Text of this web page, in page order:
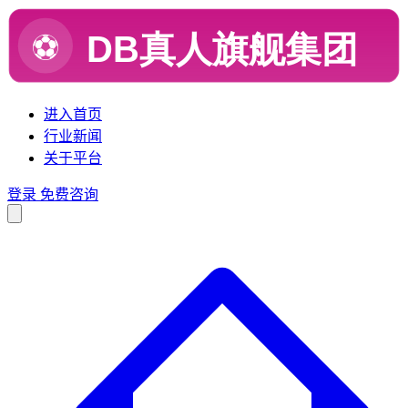
进入首页
行业新闻
关于平台
登录 免费咨询